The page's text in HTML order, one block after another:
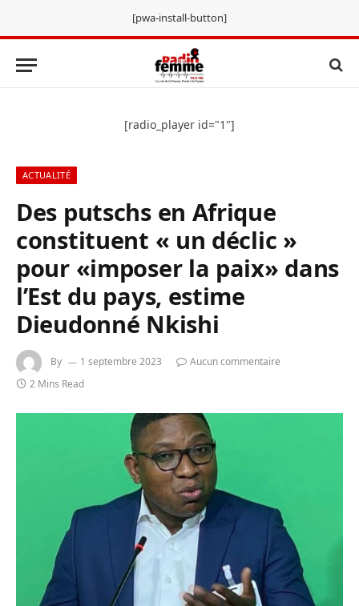
[pwa-install-button]
[radio_player id="1"]
ACTUALITÉ
Des putschs en Afrique
constituent « un déclic »
pour «imposer la paix» dans
l’Est du pays, estime
Dieudonné Nkishi
By 1 septembre 2023
Aucun commentaire
2 Mins Read